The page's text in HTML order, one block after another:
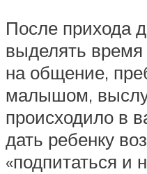
После прихода
выделять время
на общение,
малышом,
происходило в
дать ребенку
«подпитаться и